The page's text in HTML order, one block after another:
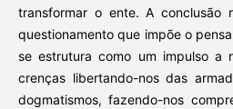
transformar o ente. A conclusão
questionamento que impõe o
se estrutura como um impulso a
crenças libertando-nos das
dogmatismos, fazendo-nos